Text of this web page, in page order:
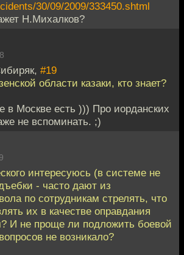
30/09/2009/333450.shtml
Н.Михалков?
#19
области казаки, кто знает?
в Москве есть ))) Про иорданских
не вспоминать. ;)
интересуюсь (в системе не
- часто дают из
по сотрудникам стрелять, что
их в качестве оправдания
И не проще ли подложить боевой
не возникало?